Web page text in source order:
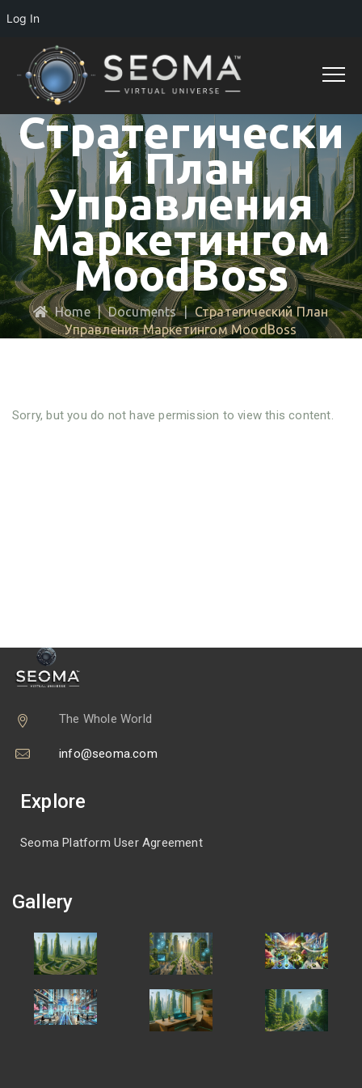
Стратегически
Й План
Управления
Маркетингом
MoodBoss
Home|Documents|Стратегический План
Управления Маркетингом MoodBoss
Sorry, but you do not have permission to view this content.
The Whole World
info@seoma.com
Explore
Seoma Platform User Agreement
Gallery
Log In